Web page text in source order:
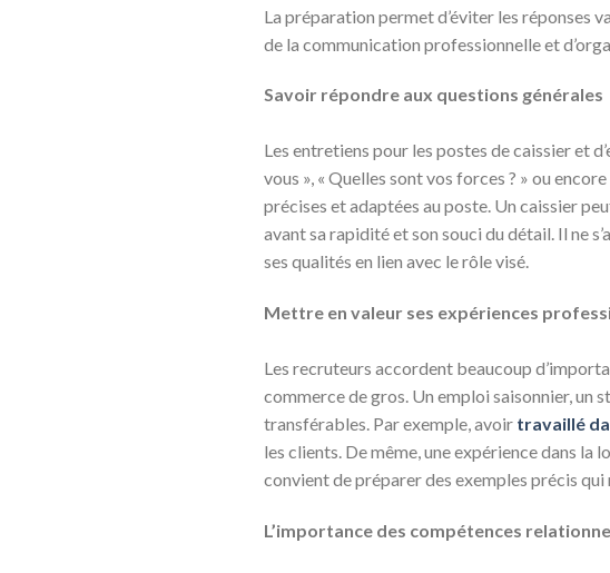
La préparation permet d’éviter les réponses
de la communication professionnelle et
Savoir répondre aux questions générales
Les entretiens pour les postes de caissier et
vous », « Quelles sont vos forces ? » ou
précises et adaptées au poste. Un caissier
avant sa rapidité et son souci du détail. Il ne
ses qualités en lien avec le rôle visé.
Mettre en valeur ses expériences
Les recruteurs accordent beaucoup
commerce de gros. Un emploi saisonnier, un
transférables. Par exemple, avoir travaillé
les clients. De même, une expérience dans la
convient de préparer des exemples précis
L’importance des compétences